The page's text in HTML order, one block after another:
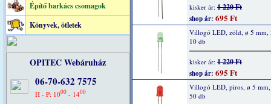
Építő barkács csomagok
Könyvek, ötletek
OPITEC Webáruház
06-70-632 7575
H - P: 1000- 1400
kisker ár: 1 220 Ft
shop ár: 695 Ft
Villogó LED, zöld, ø 5 mm,
10 db
kisker ár: 1 220 Ft
shop ár: 695 Ft
Villogó LED, piros, ø 5
50 db